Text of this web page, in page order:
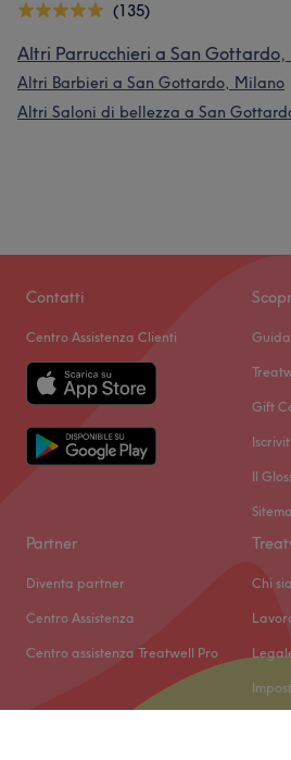
(135)
Altri Parrucchieri a San Gottardo,
Altri Barbieri a San Gottardo, Milano
Altri Saloni di bellezza a San
Contatti
Centro Assistenza Clienti
Gift
Il
Partner
Diventa partner
Centro Assistenza
Centro assistenza Treatwell Pro
Chi